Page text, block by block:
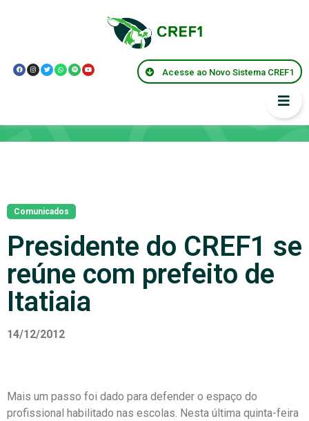
Acesse ao Novo Sistema CREF1
Comunicados
Presidente do CREF1 se
reúne com prefeito de
Itatiaia
14/12/2012
Mais um passo foi dado para defender o espaço do
profissional habilitado nas escolas. Nesta última quinta-feira